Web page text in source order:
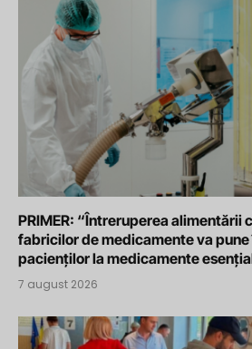
PRIMER: “Întreruperea alimentării
fabricilor de medicamente va
pacienților la medicamente
7 august 2026